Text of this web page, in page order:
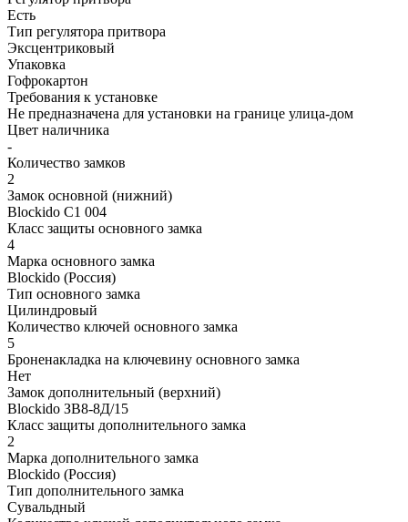
Есть
Тип регулятора притвора
Эксцентриковый
Упаковка
Гофрокартон
Требования к установке
Не предназначена для установки на границе улица-дом
Цвет наличника
-
Количество замков
2
Замок основной (нижний)
Blockido C1 004
Класс защиты основного замка
4
Марка основного замка
Blockido (Россия)
Тип основного замка
Цилиндровый
Количество ключей основного замка
5
Броненакладка на ключевину основного замка
Нет
Замок дополнительный (верхний)
Blockido ЗВ8-8Д/15
Класс защиты дополнительного замка
2
Марка дополнительного замка
Blockido (Россия)
Тип дополнительного замка
Сувальдный